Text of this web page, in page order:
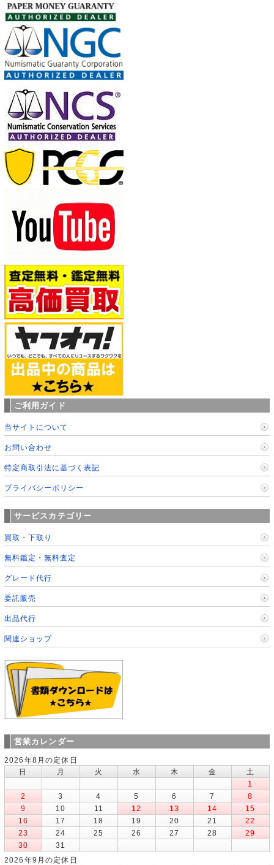
ご利用ガイド
当サイトについて
お問い合わせ
特定商取引法に基づく表記
プライバシーポリシー
サービスカテゴリー
買取・下取り
無料鑑定・無料査定
グレード代行
委託販売
出品代行
関連ショップ
営業カレンダー
2026年8月の定休日
日
月 火 水 木 金
土
1
2
3 4 5 6 7
8
9
10 11 12 13 14
15
16
17 18 19 20 21
22
23
24 25 26 27 28
29
30
31
2026年9月の定休日